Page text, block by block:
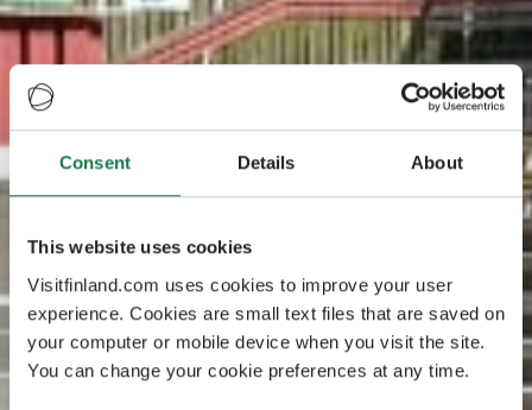
Consent Details About
This website uses cookies
Visitfinland.com uses cookies to improve your user
experience. Cookies are small text files that are saved on
your computer or mobile device when you visit the site.
You can change your cookie preferences at any time.